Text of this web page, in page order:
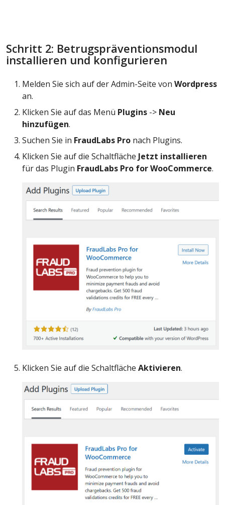
Schritt 2: Betrugspräventionsmodul
installieren und konfigurieren
Melden Sie sich auf der Admin-Seite von Wordpress
an.
Klicken Sie auf das Menü Plugins -> Neu
hinzufügen.
Suchen Sie in FraudLabs Pro nach Plugins.
Klicken Sie auf die Schaltfläche Jetzt installieren
für das Plugin FraudLabs Pro for WooCommerce.
Klicken Sie auf die Schaltfläche Aktivieren.